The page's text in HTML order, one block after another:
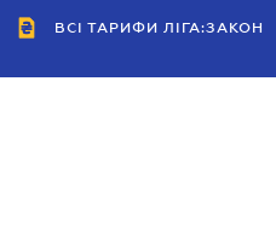
ВСІ ТАРИФИ ЛІГА:ЗАКОН